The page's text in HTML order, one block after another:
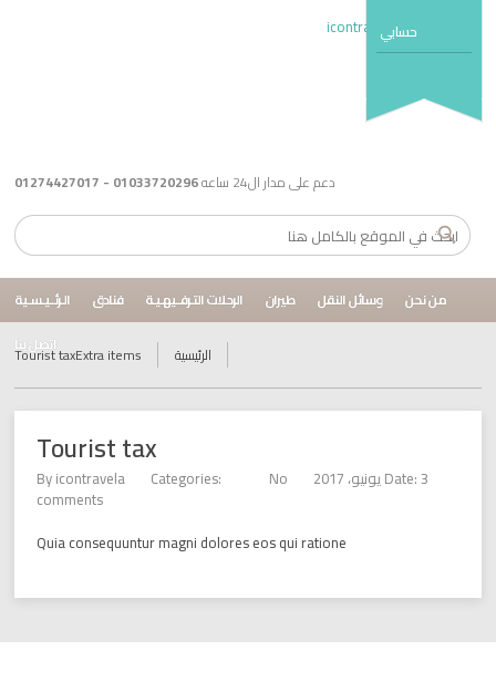
حسابي
دعم على مدار ال24 ساعه 01033720296 - 01274427017
الـرئــيـسـية فنادق الرحلات التـرفــيهـيـة طيران وسائل النقل
من نحن
اتصل بنا
الرئيسية Extra items
Tourist tax
Tourist tax
Date: 3 يونيو، 2017 Byicontravela Categories: No
comments
Quia consequuntur magni dolores eos qui ratione